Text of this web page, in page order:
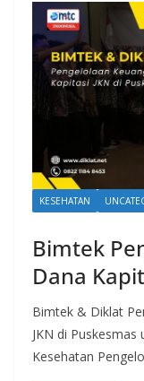
KESEHATAN
Bimtek
Dana
Bimtek & Diklat
JKN di
Kesehatan